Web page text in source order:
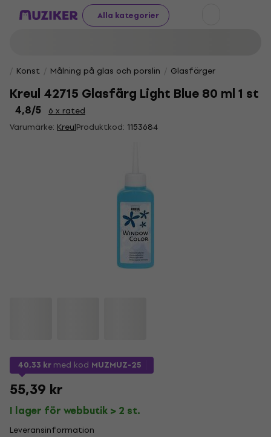
Alla kategorier
Konst Målning på glas och porslin Glasfärger
Kreul 42715 Glasfärg Light Blue 80 ml 1 st
4,8/5
6 x rated
Varumärke: KreulProduktkod: 1153684
40,33 krmed kod MUZMUZ-25
55,39 kr
I lager för webbutik > 2 st.
Leveransinformation